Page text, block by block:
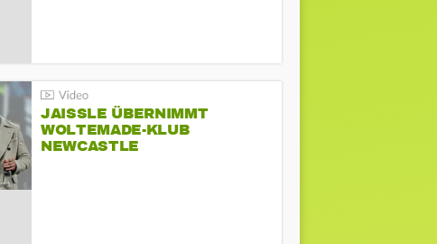
JAISSLE ÜBERNIMMT
WOLTEMADE-KLUB
NEWCASTLE